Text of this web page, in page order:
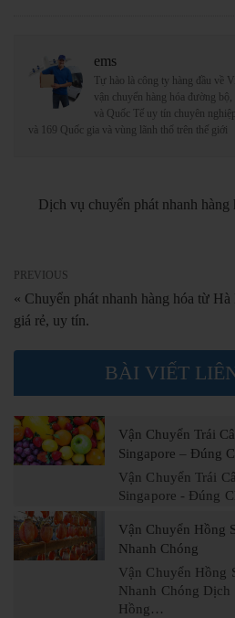
ems
Tự hào là công ty hàng đầu về
vận chuyển hàng hóa đường
và Quốc Tế uy tín chuyên
và 169 Quốc gia và vùng lãnh thổ trên thế giới
Dịch vụ chuyển phát nhanh hàng
PREVIOUS
« Chuyển phát nhanh hàng hóa từ
giá rẻ, uy tín.
BÀI VIẾT
Vận Chuyển Trái
Singapore – Đúng
Vận Chuyển Trái
Singapore - Đúng
Vận Chuyển Hồng
Nhanh Chóng
Vận Chuyển Hồng
Nhanh Chóng
Hồng…